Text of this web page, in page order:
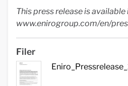
This press release is available
www.enirogroup.com/en/
Filer